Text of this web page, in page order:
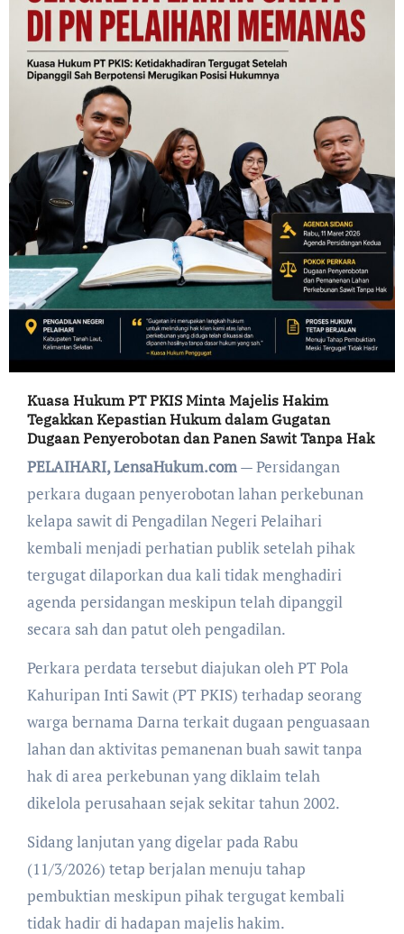
Kuasa Hukum PT PKIS Minta Majelis Hakim
Tegakkan Kepastian Hukum dalam Gugatan
Dugaan Penyerobotan dan Panen Sawit Tanpa Hak
PELAIHARI, LensaHukum.com— Persidangan
perkara dugaan penyerobotan lahan perkebunan
kelapa sawit di Pengadilan Negeri Pelaihari
kembali menjadi perhatian publik setelah pihak
tergugat dilaporkan dua kali tidak menghadiri
agenda persidangan meskipun telah dipanggil
secara sah dan patut oleh pengadilan.
Perkara perdata tersebut diajukan oleh PT Pola
Kahuripan Inti Sawit (PT PKIS) terhadap seorang
warga bernama Darna terkait dugaan penguasaan
lahan dan aktivitas pemanenan buah sawit tanpa
hak di area perkebunan yang diklaim telah
dikelola perusahaan sejak sekitar tahun 2002.
Sidang lanjutan yang digelar pada Rabu
(11/3/2026) tetap berjalan menuju tahap
pembuktian meskipun pihak tergugat kembali
tidak hadir di hadapan majelis hakim.